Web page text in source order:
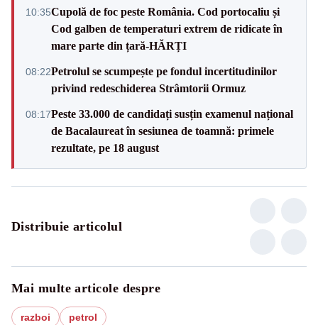
10:35Cupolă de foc peste România. Cod portocaliu și
Cod galben de temperaturi extrem de ridicate în
mare parte din țară-HĂRȚI
08:22Petrolul se scumpește pe fondul incertitudinilor
privind redeschiderea Strâmtorii Ormuz
08:17Peste 33.000 de candidați susțin examenul național
de Bacalaureat în sesiunea de toamnă: primele
rezultate, pe 18 august
Distribuie articolul
Mai multe articole despre
razboi petrol